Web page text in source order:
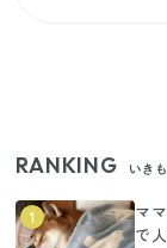
RANKING いき
1
マ
で